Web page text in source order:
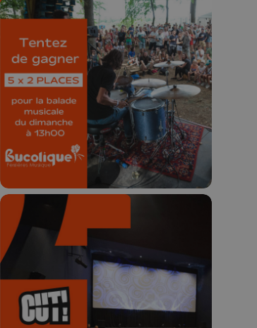
🎁 Gagnez 5x2
places pour le
Bucolique Ferrières
Festival 🌿🎶
Concours valable jusqu'au 9 août,
23h59.
🎬 Concours CUT x
Les Grignoux ✨